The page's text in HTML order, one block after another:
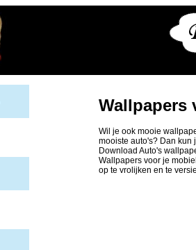
Wallpapers
Wil je ook mooie
mooiste auto's? Dan kun
Download Auto's
Wallpapers voor je
op te vrolijken en te